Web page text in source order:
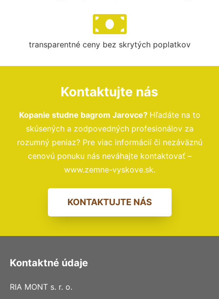
transparentné ceny bez skrytých poplatkov
Kontaktujte nás
Kopanie studne bagrom Jarovce? Hľadáte na to
skúsených a zodpovedných profesionálov za
rozumný peniaz? Pre viac informácií či nezáväznú
cenovú ponuku nás neváhajte kontaktovať –
www.zemne-vyskove.sk.
KONTAKTUJTE NÁS
Kontaktné údaje
RIA MONT s. r. o.